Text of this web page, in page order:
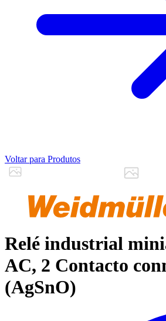
Voltar para Produtos
Relé industrial
AC, 2 Contacto
(AgSnO)